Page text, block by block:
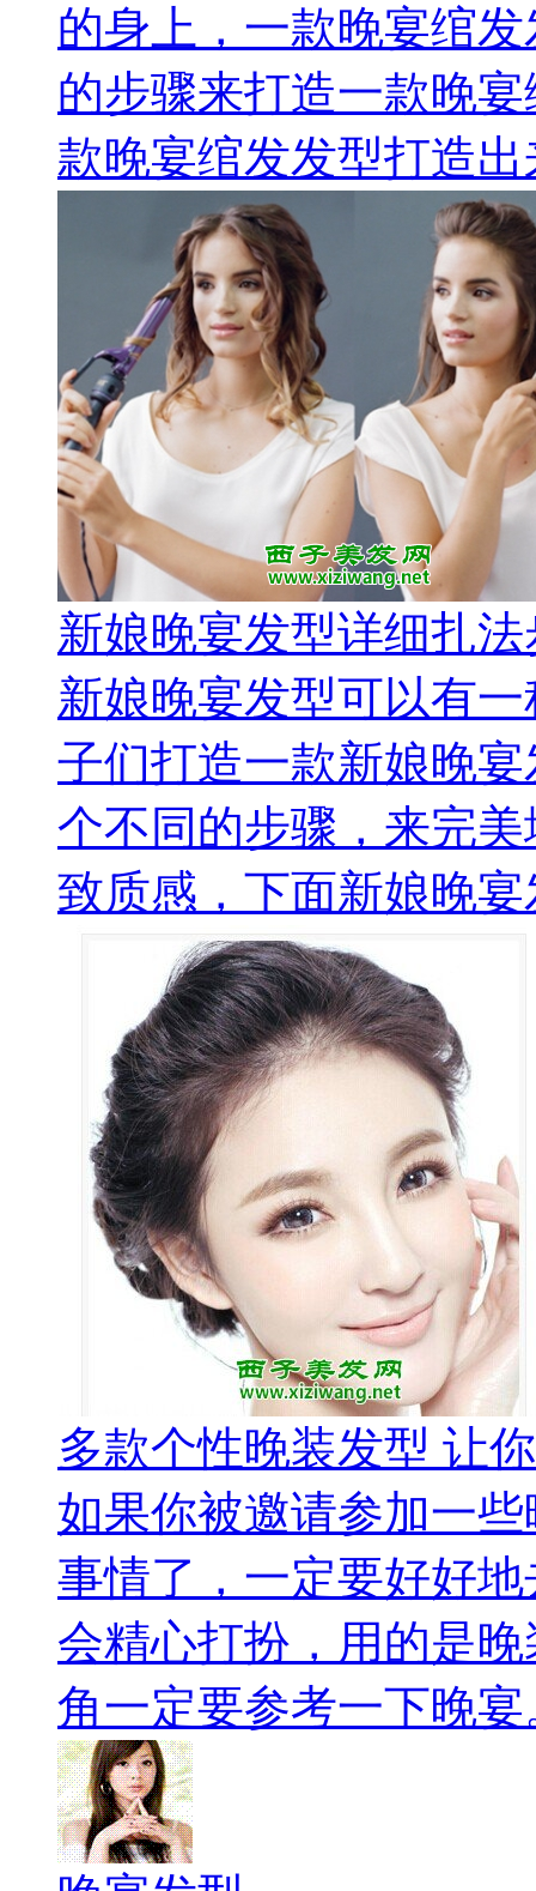
的身上，一款晚宴绾
的步骤来打造一款晚
款晚宴绾发发型打造
新娘晚宴发型详细扎
新娘晚宴发型可以有
子们打造一款新娘晚
个不同的步骤，来完
致质感，下面新娘晚
多款个性晚装发型 让
如果你被邀请参加一
事情了，一定要好好
会精心打扮，用的是
角一定要参考一下晚